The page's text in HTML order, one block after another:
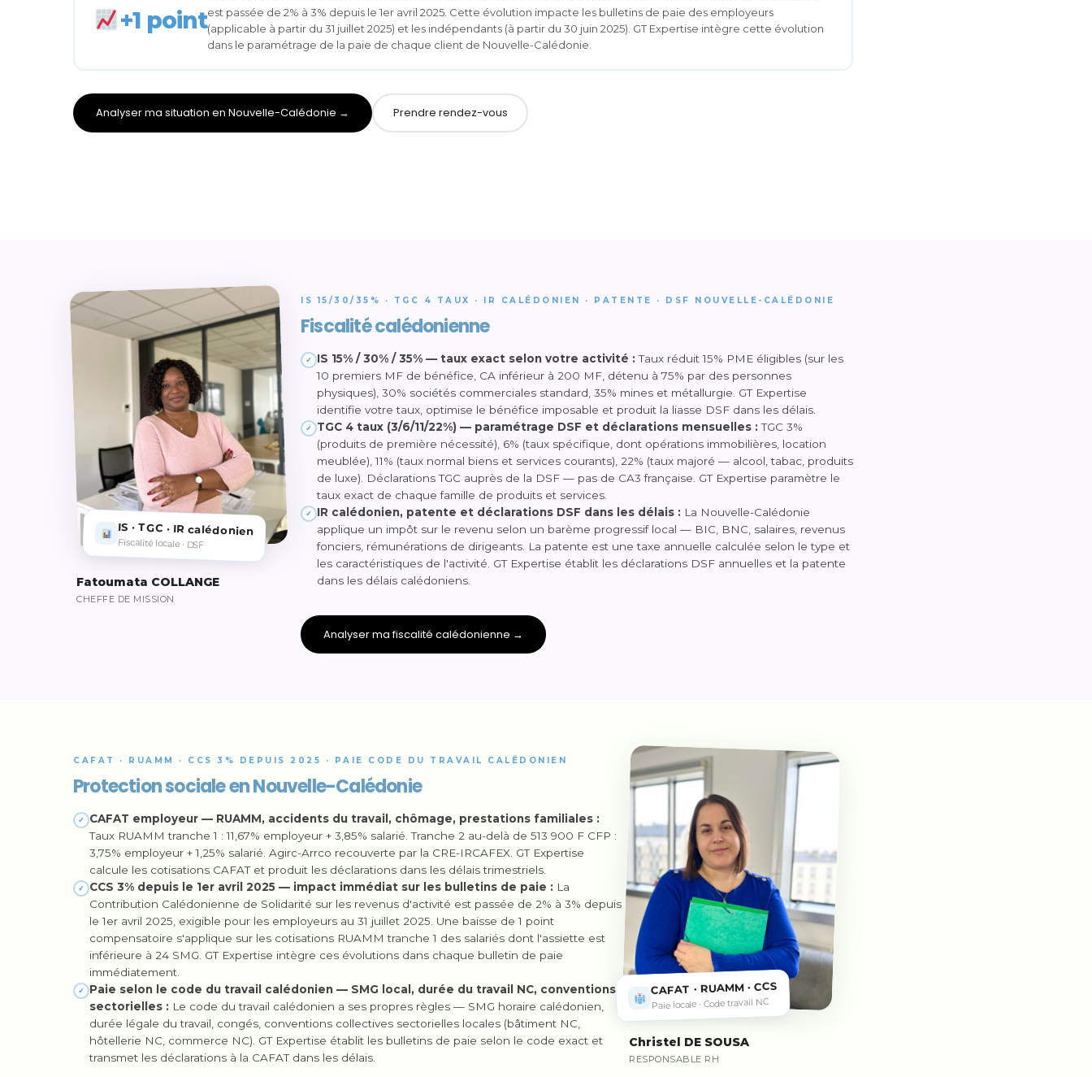
+1 pointest passée de 2% à 3% depuis le 1er avril 2025. Cette évolution impacte les bulletins de paie des employeurs
(applicable à partir du 31 juillet 2025) et les indépendants (à partir du 30 juin 2025). GT Expertise intègre cette évolution
dans le paramétrage de la paie de chaque client de Nouvelle-Calédonie.
Analyser ma situation en Nouvelle-Calédonie → Prendre rendez-vous
IS · TGC · IR calédonien
Fiscalité locale · DSF
Fatoumata COLLANGE
CHEFFE DE MISSION
IS 15/30/35% · TGC 4 TAUX · IR CALÉDONIEN · PATENTE · DSF NOUVELLE-CALÉDONIE
Fiscalité calédonienne
✓ IS 15% / 30% / 35% — taux exact selon votre activité : Taux réduit 15% PME éligibles (sur les
10 premiers MF de bénéfice, CA inférieur à 200 MF, détenu à 75% par des personnes
physiques), 30% sociétés commerciales standard, 35% mines et métallurgie. GT Expertise
identifie votre taux, optimise le bénéfice imposable et produit la liasse DSF dans les délais.
✓ TGC 4 taux (3/6/11/22%) — paramétrage DSF et déclarations mensuelles : TGC 3%
(produits de première nécessité), 6% (taux spécifique, dont opérations immobilières, location
meublée), 11% (taux normal biens et services courants), 22% (taux majoré — alcool, tabac, produits
de luxe). Déclarations TGC auprès de la DSF — pas de CA3 française. GT Expertise paramètre le
taux exact de chaque famille de produits et services.
✓ IR calédonien, patente et déclarations DSF dans les délais : La Nouvelle-Calédonie
applique un impôt sur le revenu selon un barème progressif local — BIC, BNC, salaires, revenus
fonciers, rémunérations de dirigeants. La patente est une taxe annuelle calculée selon le type et
les caractéristiques de l'activité. GT Expertise établit les déclarations DSF annuelles et la patente
dans les délais calédoniens.
Analyser ma fiscalité calédonienne →
CAFAT · RUAMM · CCS
Paie locale · Code travail NC
Christel DE SOUSA
RESPONSABLE RH
CAFAT · RUAMM · CCS 3% DEPUIS 2025 · PAIE CODE DU TRAVAIL CALÉDONIEN
Protection sociale en Nouvelle-Calédonie
✓
CAFAT employeur — RUAMM, accidents du travail, chômage, prestations familiales :
Taux RUAMM tranche 1 : 11,67% employeur + 3,85% salarié. Tranche 2 au-delà de 513 900 F CFP :
3,75% employeur + 1,25% salarié. Agirc-Arrco recouverte par la CRE-IRCAFEX. GT Expertise
calcule les cotisations CAFAT et produit les déclarations dans les délais trimestriels.
✓ CCS 3% depuis le 1er avril 2025 — impact immédiat sur les bulletins de paie : La
Contribution Calédonienne de Solidarité sur les revenus d'activité est passée de 2% à 3% depuis
le 1er avril 2025, exigible pour les employeurs au 31 juillet 2025. Une baisse de 1 point
compensatoire s'applique sur les cotisations RUAMM tranche 1 des salariés dont l'assiette est
inférieure à 24 SMG. GT Expertise intègre ces évolutions dans chaque bulletin de paie
immédiatement.
✓
Paie selon le code du travail calédonien — SMG local, durée du travail NC, conventions
sectorielles : Le code du travail calédonien a ses propres règles — SMG horaire calédonien,
durée légale du travail, congés, conventions collectives sectorielles locales (bâtiment NC,
hôtellerie NC, commerce NC). GT Expertise établit les bulletins de paie selon le code exact et
transmet les déclarations à la CAFAT dans les délais.